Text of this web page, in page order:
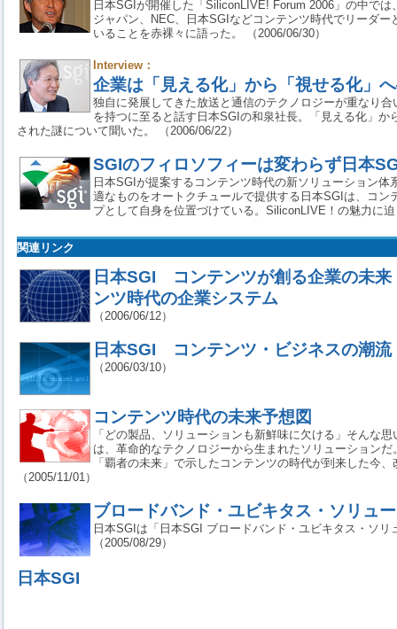
日本SGIが開催した「SiliconLIVE! Forum 2006」の中で
ジャパン、NEC、日本SGIなどコンテンツ時代でリーダ
いることを赤裸々に語った。 （2006/06/30）
Interview：
企業は「見える化」から「視せる化」
独自に発展してきた放送と通信のテクノロジーが重なり
を持つに至ると話す日本SGIの和泉社長。「見える化」
された謎について聞いた。 （2006/06/22）
SGIのフィロソフィーは変わらず日本
日本SGIが提案するコンテンツ時代の新ソリューション
適なものをオートクチュールで提供する日本SGIは、コン
プとして自身を位置づけている。SiliconLIVE！の魅力に
関連リンク
日本SGI コンテンツが創る企業の未
ンツ時代の企業システム
（2006/06/12）
日本SGI コンテンツ・ビジネスの潮流
（2006/03/10）
コンテンツ時代の未来予想図
「どの製品、ソリューションも新鮮味に欠ける」そんな
は、革命的なテクノロジーから生まれたソリューション
「覇者の未来」で示したコンテンツの時代が到来した今
（2005/11/01）
ブロードバンド・ユビキタス・ソリュ
日本SGIは「日本SGI ブロードバンド・ユビキタス・ソリ
（2005/08/29）
日本SGI